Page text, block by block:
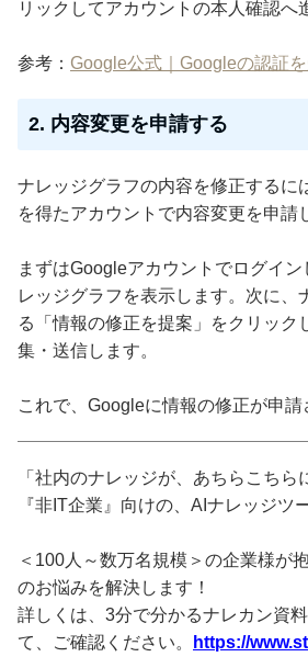
リックしてアカウントの本人確認へ
参考： Google公式｜Googleの認証
2. 内容変更を申請する
ナレッジグラフの内容を修正するに
を得たアカウントで内容変更を申請
まずはGoogleアカウントでログイ
レッジグラフを表示します。次に、
る「情報の修正を提案」をクリック
集・送信します。
これで、Googleに情報の修正が申請
「社内のナレッジが、あちらこちら
『非IT企業』向けの、AIナレッジツ
＜100人～数万名規模＞の企業様が
のお悩みを解決します！
詳しくは、3分で分かるナレカン資
て、ご確認ください。
https://